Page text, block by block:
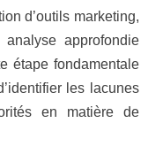
d’outils marketing,
analyse approfondie
étape fondamentale
les lacunes
en matière de